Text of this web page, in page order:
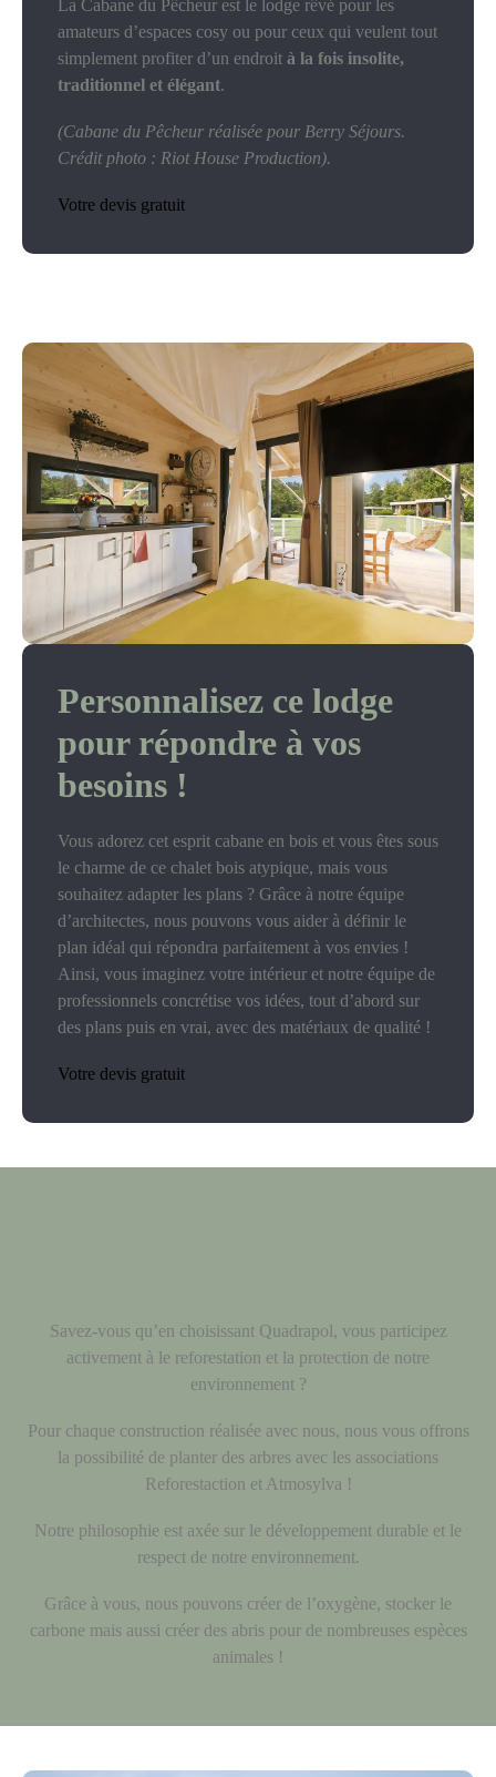
La Cabane du Pêcheur est le lodge rêvé pour les
amateurs d’espaces cosy ou pour ceux qui veulent tout
simplement profiter d’un endroit à la fois insolite,
traditionnel et élégant.
(Cabane du Pêcheur réalisée pour Berry Séjours.
Crédit photo : Riot House Production).
Votre devis gratuit
Personnalisez ce lodge
pour répondre à vos
besoins !
Vous adorez cet esprit cabane en bois et vous êtes sous
le charme de ce chalet bois atypique, mais vous
souhaitez adapter les plans ? Grâce à notre équipe
d’architectes, nous pouvons vous aider à définir le
plan idéal qui répondra parfaitement à vos envies !
Ainsi, vous imaginez votre intérieur et notre équipe de
professionnels concrétise vos idées, tout d’abord sur
des plans puis en vrai, avec des matériaux de qualité !
Votre devis gratuit
Savez-vous qu’en choisissant Quadrapol, vous participez
activement à le reforestation et la protection de notre
environnement ?
Pour chaque construction réalisée avec nous, nous vous offrons
la possibilité de planter des arbres avec les associations
Reforestaction et Atmosylva !
Notre philosophie est axée sur le développement durable et le
respect de notre environnement.
Grâce à vous, nous pouvons créer de l’oxygène, stocker le
carbone mais aussi créer des abris pour de nombreuses espèces
animales !